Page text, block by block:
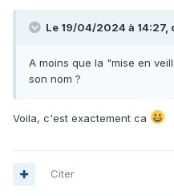
Le 19/04/2024 à 14:27,
A moins que la "mise en
son nom ?
Voila, c'est exactement ca
Citer